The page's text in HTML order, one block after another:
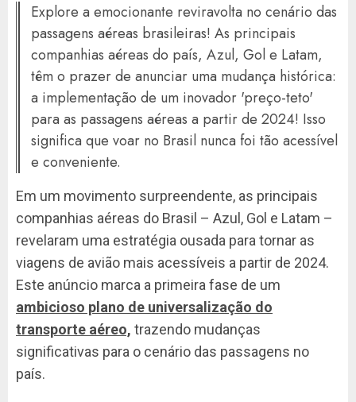
Explore a emocionante reviravolta no cenário das
passagens aéreas brasileiras! As principais
companhias aéreas do país, Azul, Gol e Latam,
têm o prazer de anunciar uma mudança histórica:
a implementação de um inovador 'preço-teto'
para as passagens aéreas a partir de 2024! Isso
significa que voar no Brasil nunca foi tão acessível
e conveniente.
Em um movimento surpreendente, as principais
companhias aéreas do Brasil – Azul, Gol e Latam –
revelaram uma estratégia ousada para tornar as
viagens de avião mais acessíveis a partir de 2024.
Este anúncio marca a primeira fase de um
ambicioso plano de universalização do
transporte aéreo, trazendo mudanças
significativas para o cenário das passagens no
país.